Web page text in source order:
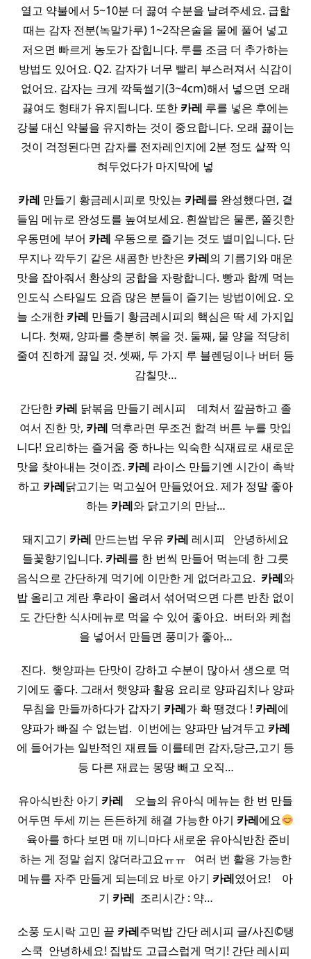
열고 약불에서 5~10분 더 끓여 수분을 날려주세요. 급할
때는 감자 전분(녹말가루) 1~2작은술을 물에 풀어 넣고
저으면 빠르게 농도가 잡힙니다. 루를 조금 더 추가하는
방법도 있어요. Q2. 감자가 너무 빨리 부스러져서 식감이
없어요. 감자는 크게 깍둑썰기(3~4cm)해서 넣으면 오래
끓여도 형태가 유지됩니다. 또한 카레 루를 넣은 후에는
강불 대신 약불을 유지하는 것이 중요합니다. 오래 끓이는
것이 걱정된다면 감자를 전자레인지에 2분 정도 살짝 익
혀두었다가 마지막에 넣
카레 만들기 황금레시피로 맛있는 카레를 완성했다면, 곁
들임 메뉴로 완성도를 높여보세요. 흰쌀밥은 물론, 쫄깃한
우동면에 부어 카레 우동으로 즐기는 것도 별미입니다. 단
무지나 깍두기 같은 새콤한 반찬은 카레의 기름기와 매운
맛을 잡아줘서 환상의 궁합을 자랑합니다. 빵과 함께 먹는
인도식 스타일도 요즘 많은 분들이 즐기는 방법이에요. 오
늘 소개한 카레 만들기 황금레시피의 핵심은 딱 세 가지입
니다. 첫째, 양파를 충분히 볶을 것. 둘째, 물 양을 적당히
줄여 진하게 끓일 것. 셋째, 두 가지 루 블렌딩이나 버터 등
감칠맛…
간단한 카레 닭볶음 만들기 레시피 ​ ​ ​ 데쳐서 깔끔하고 졸
여서 진한 맛, 카레 덕후라면 무조건 합격 버튼 누를 맛입
니다! 요리하는 즐거움 중 하나는 익숙한 식재료로 새로운
맛을 찾아내는 것이죠. 카레 라이스 만들기엔 시간이 촉박
하고 카레닭고기는 먹고싶어 만들었어요. 제가 정말 좋아
하는 카레와 닭고기의 만남…
돼지고기 카레 만드는법 우유 카레 레시피 ​ ​ 안녕하세요
들꽃향기입니다. 카레를 한 번씩 만들어 먹는데 한 그릇
음식으로 간단하게 먹기에 이만한 게 없더라고요. ​ 카레와
밥 올리고 계란 후라이 올려서 섞어먹으면 다른 반찬 없이
도 간단한 식사메뉴로 먹을 수 있어 좋아요. ​ 버터와 케첩
을 넣어서 만들면 풍미가 좋아…
진다. ​ 햇양파는 단맛이 강하고 수분이 많아서 생으로 먹
기에도 좋다. 그래서 햇양파 활용 요리로 양파김치나 양파
무침을 만들까하다가 갑자기 카레가 확 땡겼다 ! 카레에
양파가 빠질 수 없는법. ​ 이번에는 양파만 남겨두고 카레
에 들어가는 일반적인 재료들 이를테면 감자,당근,고기 등
등 다른 재료는 몽땅 빼고 오직…
유아식반찬 아기 카레 ​ ​ ​ 오늘의 유아식 메뉴는 한 번 만들
어두면 두세 끼는 든든하게 해결 가능한 아기 카레에요
​ ​ 육아를 하다 보면 매 끼니마다 새로운 유아식반찬 준비
하는 게 정말 쉽지 않더라고요ㅠㅠ ​ ​ 여러 번 활용 가능한
메뉴를 자주 만들게 되는데요 바로 아기 카레였어요! ​ ​ ​ 아
기 카레 ​ 조리시간 : 약…
소풍 도시락 고민 끝 카레주먹밥 간단 레시피 글/사진©탱
스쿡 ​ 안녕하세요! 집밥도 고급스럽게 먹기! 간단 레시피